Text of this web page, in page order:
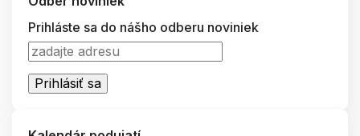
Prihláste sa do nášho odberu noviniek